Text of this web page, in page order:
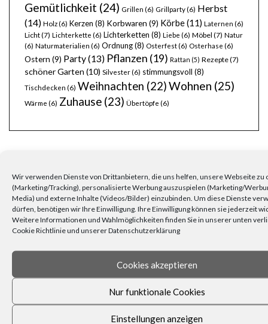
Wir verwenden Dienste von Drittanbietern, die uns helfen, unsere Webseite zu
(Marketing/Tracking), personalisierte Werbung auszuspielen (Marketing/
Media) und externe Inhalte (Videos/Bilder) einzubinden. Um diese Dienste
dürfen, benötigen wir Ihre Einwilligung. Ihre Einwilligung können sie jederzeit
Weitere Informationen und Wahlmöglichkeiten finden Sie in unserer unten
Cookie Richtlinie und unserer Datenschutzerklärung
Cookies akzeptieren
Nur funktionale Cookies
Einstellungen anzeigen
Gemütlichkeit (24) Grillen (6) Grillparty(6) Herbst
(14) Holz(6) Kerzen (8) Korbwaren (9) Körbe(11) Laternen (6)
Licht(7) Lichterkette (6) Lichterketten (8) Liebe (6) Möbel (7) Natur
(6) Naturmaterialien (6) Ordnung(8) Osterfest(6) Osterhase (6)
Ostern (9) Party(13) Pflanzen (19) Rattan (5) Rezepte(7)
schöner Garten (10) Silvester(6) stimmungsvoll (8)
Tischdecken (6) Weihnachten (22)Wohnen (25)
Wärme (6) Zuhause (23) Übertöpfe (6)
FRAGEN, ANREGUNGEN, WÜNSCHE?